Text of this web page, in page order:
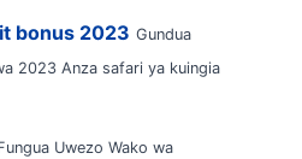
bonus 2023 Gundua
2023 Anza safari ya kuingia
Uwezo Wako wa